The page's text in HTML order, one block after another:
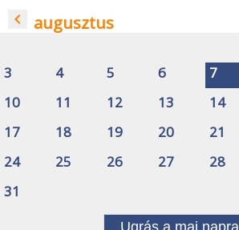
navigate_before augusztus
3
4 5 6 7
10
11 12 13 14
17
18 19 20 21
24
25 26 27 28
31
Ugrás a mai napra